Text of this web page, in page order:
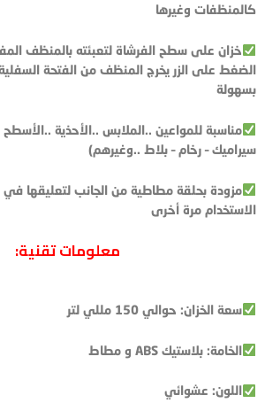
كالمنظفات وغيرها
خزان على سطح الفرشاة لتعبئته بالمنظف
الضغط على الزر يخرج المنظف من الفتحة
بسهولة
مناسبة للمواعين ..الملابس ..الأحذية
سيراميك – رخام – بلاط ..وغيرهم)
مزودة بحلقة مطاطية من الجانب لتعليقها
الاستخدام مرة أخرى
معلومات تقنية:
سعة الخزان: حوالي 150 مللي لتر
الخامة: بلاستيك ABS و مطاط
اللون: عشوائي